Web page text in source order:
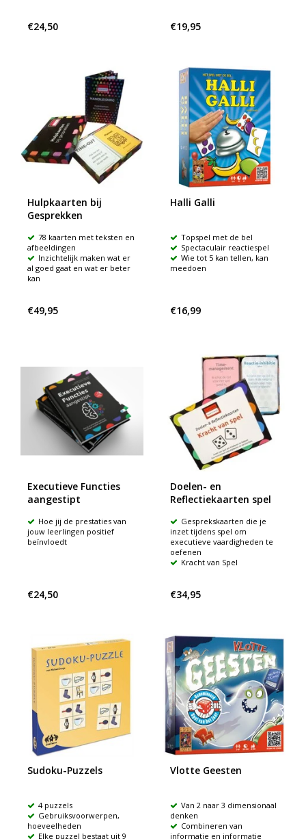
€24,50 €19,95
Hulpkaarten bij
Gesprekken
78 kaarten met teksten en
afbeeldingen
Inzichtelijk maken wat er
al goed gaat en wat er beter
kan
€49,95
Halli Galli
Topspel met de bel
Spectaculair reactiespel
Wie tot 5 kan tellen, kan
meedoen
€16,99
Executieve Functies
aangestipt
Hoe jij de prestaties van
jouw leerlingen positief
beïnvloedt
€24,50
Doelen- en
Reflectiekaarten spel
Gesprekskaarten die je
inzet tijdens spel om
executieve vaardigheden te
oefenen
Kracht van Spel
€34,95
Sudoku-Puzzels
4 puzzels
Gebruiksvoorwerpen,
hoeveelheden
Elke puzzel bestaat uit 9
Vlotte Geesten
Van 2 naar 3 dimensionaal
denken
Combineren van
informatie en informatie